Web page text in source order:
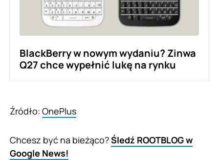
BlackBerry w nowym wydaniu? Zinwa
Q27 chce wypełnić lukę na rynku
Źródło: OnePlus
Chcesz być na bieżąco?Śledź ROOTBLOG w
Google News!